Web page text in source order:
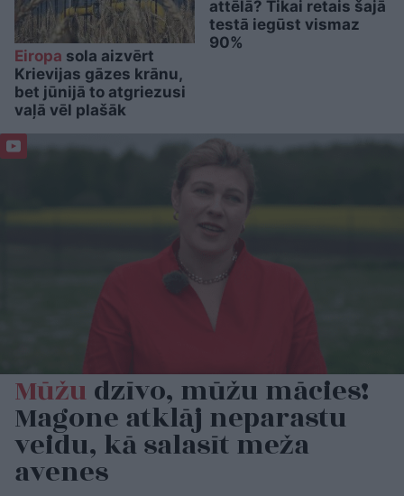
Eiropa sola aizvērt
Krievijas gāzes krānu,
bet jūnijā to atgriezusi
vaļā vēl plašāk
attēlā? Tikai retais šajā
testā iegūst vismaz
90%
Mūžudzīvo, mūžu mācies!
Magone atklāj neparastu
veidu, kā salasīt meža
avenes